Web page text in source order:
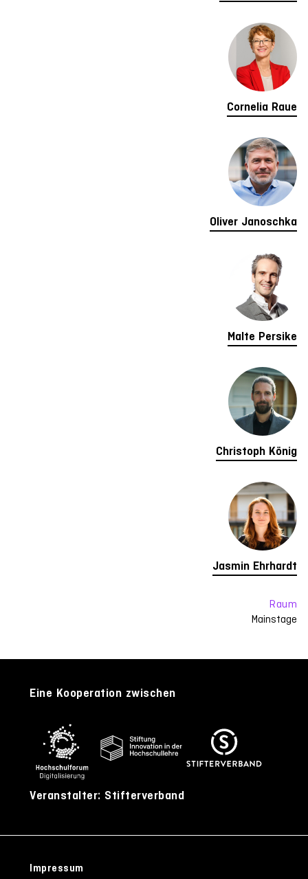
Cornelia Raue
Oliver Janoschka
Malte Persike
Christoph König
Jasmin Ehrhardt
Raum
Mainstage
Eine Kooperation zwischen
Veranstalter: Stifterverband
Impressum